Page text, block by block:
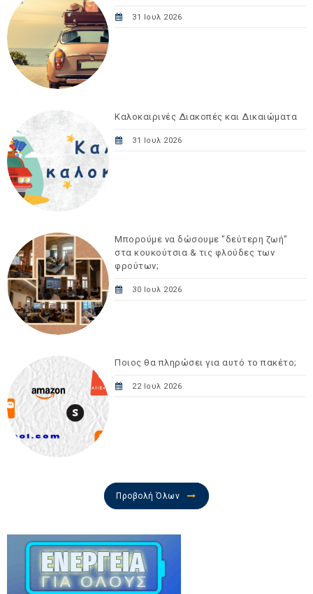
31 Ιουλ 2026
Καλοκαιρινές Διακοπές και Δικαιώματα
31 Ιουλ 2026
Μπορούμε να δώσουμε "δεύτερη ζωή"
στα κουκούτσια & τις φλούδες των
φρούτων;
30 Ιουλ 2026
Ποιος θα πληρώσει για αυτό το πακέτο;
22 Ιουλ 2026
Προβολή Όλων